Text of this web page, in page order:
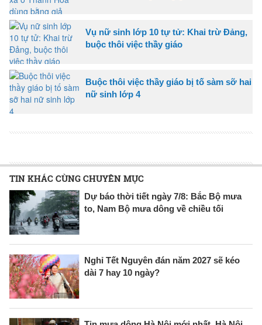
Vụ nữ sinh lớp 10 tự tử: Khai trừ Đảng,
buộc thôi việc thầy giáo
Buộc thôi việc thầy giáo bị tố sàm sỡ hai
nữ sinh lớp 4
TIN KHÁC CÙNG CHUYÊN MỤC
Dự báo thời tiết ngày 7/8: Bắc Bộ mưa
to, Nam Bộ mưa dông về chiều tối
Nghỉ Tết Nguyên đán năm 2027 sẽ kéo
dài 7 hay 10 ngày?